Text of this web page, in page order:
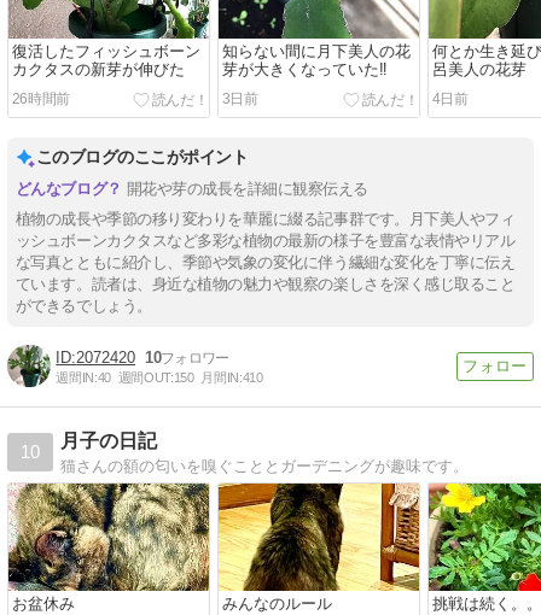
復活したフィッシュボーン
カクタスの新芽が伸びた
26時間前
知らない間に月下美人の花
芽が大きくなっていた‼️
3日前
何とか生き延
呂美人の花芽
4日前
このブログのここがポイント
開花や芽の成長を詳細に観察伝える
植物の成長や季節の移り変わりを華麗に綴る記事群です。月下美人やフィ
ッシュボーンカクタスなど多彩な植物の最新の様子を豊富な表情やリアル
な写真とともに紹介し、季節や気象の変化に伴う繊細な変化を丁寧に伝え
ています。読者は、身近な植物の魅力や観察の楽しさを深く感じ取ること
ができるでしょう。
2072420 10
週間IN:40 週間OUT:150 月間IN:410
10
月子の日記
猫さんの額の匂いを嗅ぐこととガーデニングが趣味です。
お盆休み みんなのルール 挑戦は続く。。